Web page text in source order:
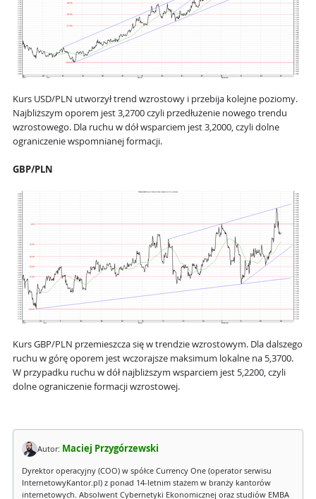
Kurs USD/PLN utworzył trend wzrostowy i przebija kolejne poziomy.
Najbliższym oporem jest 3,2700 czyli przedłużenie nowego trendu
wzrostowego. Dla ruchu w dół wsparciem jest 3,2000, czyli dolne
ograniczenie wspomnianej formacji.
GBP/PLN
Kurs GBP/PLN przemieszcza się w trendzie wzrostowym. Dla dalszego
ruchu w górę oporem jest wczorajsze maksimum lokalne na 5,3700.
W przypadku ruchu w dół najbliższym wsparciem jest 5,2200, czyli
dolne ograniczenie formacji wzrostowej.
Autor: Maciej Przygórzewski
Dyrektor operacyjny (COO) w spółce Currency One (operator serwisu
InternetowyKantor.pl) z ponad 14-letnim stażem w branży kantorów
internetowych. Absolwent Cybernetyki Ekonomicznej oraz studiów EMBA